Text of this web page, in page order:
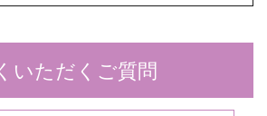
いただくご質問